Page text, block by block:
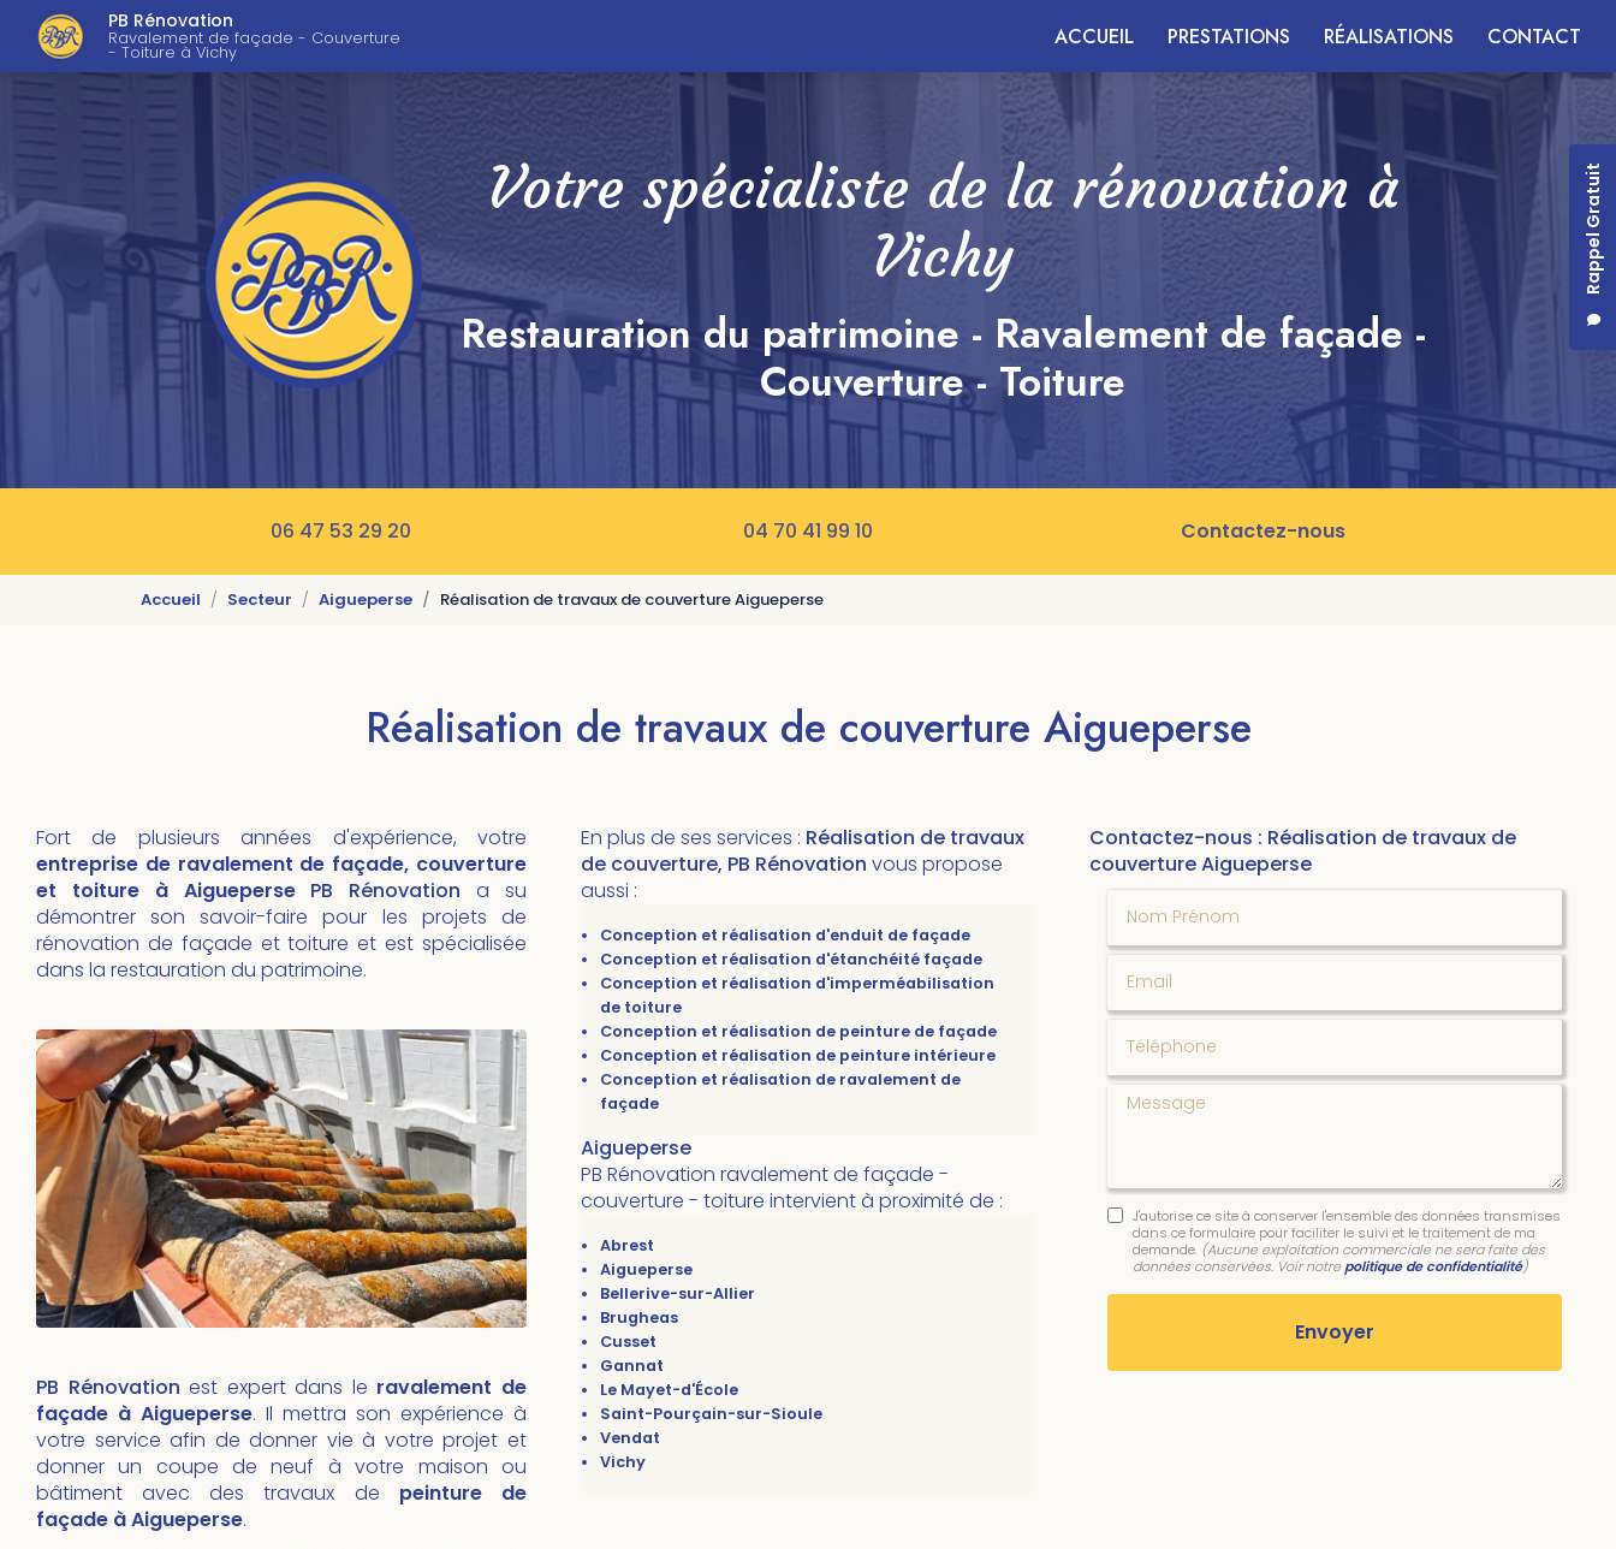
contenu
PB Rénovation
Ravalement de façade - Couverture
- Toiture à Vichy
Rappel Gratuit
ACCUEIL
PRESTATIONS RÉALISATIONS CONTACT
Votre spécialiste de la rénovation à
Vichy
Restauration du patrimoine - Ravalement de façade -
Couverture - Toiture
06 47 53 29 20 04 70 41 99 10 Contactez-nous
Accueil Secteur Aigueperse Réalisation de travaux de couverture Aigueperse
Réalisation de travaux de couverture Aigueperse
Fort de plusieurs années d'expérience, votre
entreprise de ravalement de façade, couverture
et toiture à Aigueperse PB Rénovation a su
démontrer son savoir-faire pour les projets de
rénovation de façade et toiture et est spécialisée
dans la restauration du patrimoine.
PB Rénovationest expert dans le ravalement de
façade à Aigueperse. Il mettra son expérience à
votre service afin de donner vie à votre projet et
donner un coupe de neuf à votre maison ou
bâtiment avec des travaux de peinture de
façade à Aigueperse.
En plus de ses services : Réalisation de travaux
de couverture, PB Rénovation vous propose
aussi :
Conception et réalisation d'enduit de façade
Conception et réalisation d'étanchéité façade
Conception et réalisation d'imperméabilisation
de toiture
Conception et réalisation de peinture de façade
Conception et réalisation de peinture intérieure
Conception et réalisation de ravalement de
façade
Aigueperse
PB Rénovation ravalement de façade -
couverture - toiture intervient à proximité de :
Abrest
Aigueperse
Bellerive-sur-Allier
Brugheas
Cusset
Gannat
Le Mayet-d'École
Saint-Pourçain-sur-Sioule
Vendat
Vichy
Contactez-nous : Réalisation de travaux de
couverture Aigueperse
Message
J'autorise ce site à conserver l'ensemble des données transmises
dans ce formulaire pour faciliter le suivi et le traitement de ma
demande. (Aucune exploitation commerciale ne sera faite des
données conservées. Voir notrepolitique de confidentialité)